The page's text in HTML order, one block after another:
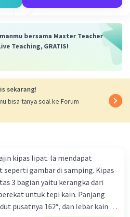
bersama Master Teacher
Teaching, GRATIS!
sekarang!
bisa tanya soal ke Forum
kipas lipat. la mendapat
seperti gambar di samping. Kipas
3 bagian yaitu kerangka dari
untuk tepi kain. Panjang
pusatnya 162°, dan lebar kain 14